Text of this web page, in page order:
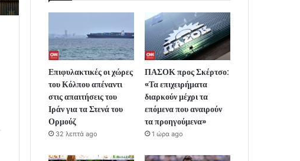
Επιφυλακτικές οι χώρες
του Κόλπου απέναντι
στις απαιτήσεις του
Ιράν για τα Στενά του
Ορμούζ
32 λεπτά ago
ΠΑΣΟΚ προς Σκέρτσο:
«Τα επιχειρήματα
διαρκούν μέχρι τα
επόμενα που αναιρούν
τα προηγούμενα»
1 ώρα ago